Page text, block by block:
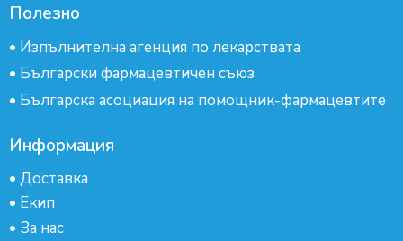
Полезно
• Изпълнителна агенция по лекарствата
• Български фармацевтичен съюз
• Българска асоциация на помощник-фармацевтите
Информация
• Доставка
• Екип
• За нас